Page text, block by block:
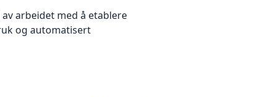
arbeidet med å etablere
og automatisert